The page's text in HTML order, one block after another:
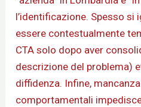
l’identificazione. Spesso si
essere contestualmente
CTA solo dopo aver
descrizione del problema)
diffidenza. Infine,
comportamentali